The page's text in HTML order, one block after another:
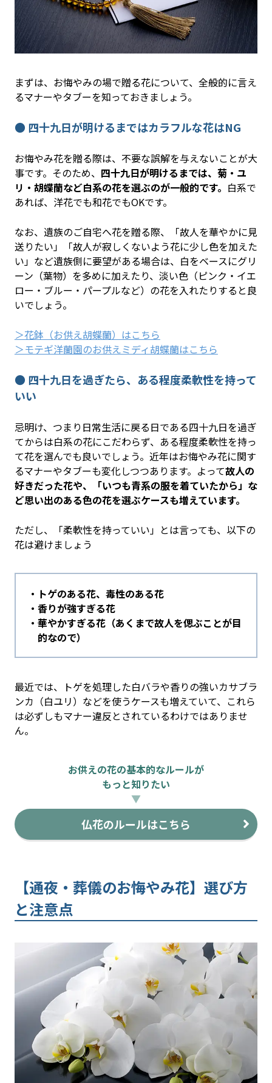
まずは、お悔やみの場で贈る花について、全般的に言え
るマナーやタブーを知っておきましょう。
● 四十九日が明けるまではカラフルな花はNG
お悔やみ花を贈る際は、不要な誤解を与えないことが大
事です。そのため、 四十九日が明けるまでは、菊・ユ
リ・胡蝶蘭など白系の花を選ぶのが一般的です。 白系で
あれば、洋花でも和花でもOKです。
なお、遺族のご自宅へ花を贈る際、「故人を華やかに見
送りたい」「故人が寂しくないよう花に少し色を加えた
い」など遺族側に要望がある場合は、白をベースにグリ
ーン（葉物）を多めに加えたり、淡い色（ピンク・イエ
ロー・ブルー・パープルなど）の花を入れたりすると良
いでしょう。
＞花鉢（お供え胡蝶蘭）はこちら
＞モテギ洋蘭園のお供えミディ胡蝶蘭はこちら
● 四十九日を過ぎたら、ある程度柔軟性を持って
いい
忌明け、つまり日常生活に戻る日である四十九日を過ぎ
てからは白系の花にこだわらず、ある程度柔軟性を持っ
て花を選んでも良いでしょう。近年はお悔やみ花に関す
るマナーやタブーも変化しつつあります。よって故人の
好きだった花や、「いつも青系の服を着ていたから」な
ど思い出のある色の花を選ぶケースも増えています。
ただし、「柔軟性を持っていい」とは言っても、以下の
花は避けましょう
トゲのある花、毒性のある花
香りが強すぎる花
華やかすぎる花（あくまで故人を偲ぶことが目
的なので）
最近では、トゲを処理した白バラや香りの強いカサブラ
ンカ（白ユリ）などを使うケースも増えていて、これら
は必ずしもマナー違反とされているわけではありませ
ん。
お供えの花の基本的なルールが
もっと知りたい
▼
仏花のルールはこちら
【通夜・葬儀のお悔やみ花】選び方
と注意点